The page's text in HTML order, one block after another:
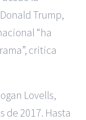
Trump,
“ha
critica
Lovells,
de 2017. Hasta